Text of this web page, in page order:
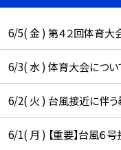
6/5( 金 ) 第４２回体育大
6/3( 水 ) 体育大会につい
6/2( 火 ) 台風接近に伴
6/1( 月 ) 【重要】台風６